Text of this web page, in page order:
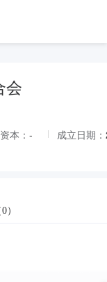
会
本： - 成立日期：
0）